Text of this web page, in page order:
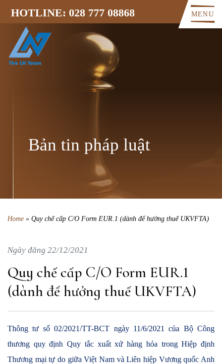
HOTLINE: 028 777 08868 MENU
Bản tin pháp luật
Home » Quy chế cấp C/O Form EUR.1 (dành để hưởng thuế UKVFTA)
Ngày đăng 22/12/2021
Quy chế cấp C/O Form EUR.1
(dành để hưởng thuế UKVFTA)
Thông tư số 02/2021/TT-BCT ngày 11/6/2021 của Bộ Công
thương quy định Quy tắc xuất xứ hàng hóa trong Hiệp định
Thương mại tự do giữa Việt Nam và Liên hiệp Vương quốc Anh